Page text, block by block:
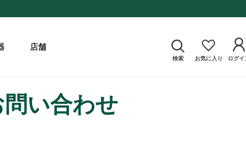
店舗
検索 お気に入り ログイ
い合わせ